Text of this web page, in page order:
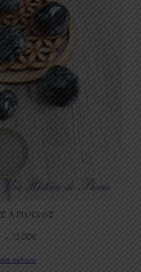
À FLOCONS
– 13,00€Plage
prix :
options